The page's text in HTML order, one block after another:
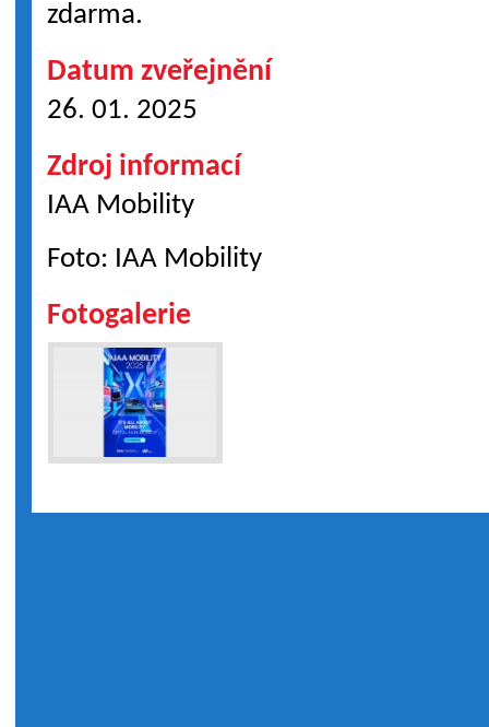
zdarma.
Datum zveřejnění
26. 01. 2025
Zdroj informací
IAA Mobility
Foto: IAA Mobility
Fotogalerie